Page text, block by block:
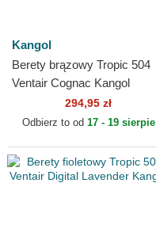
Kangol
Berety brązowy Tropic 504
Ventair Cognac Kangol
294,95 zł
Odbierz to od 17 - 19 sierpie